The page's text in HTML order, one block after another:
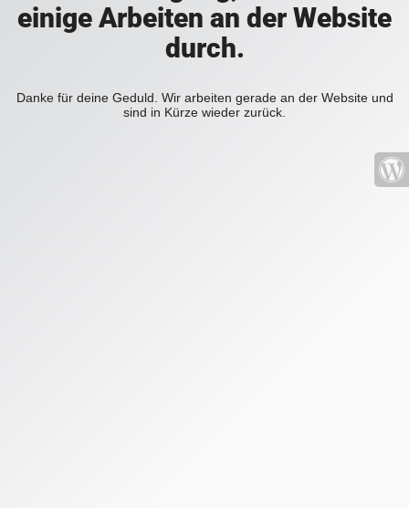
einige Arbeiten an der Website
durch.
Danke für deine Geduld. Wir arbeiten gerade an der Website und
sind in Kürze wieder zurück.